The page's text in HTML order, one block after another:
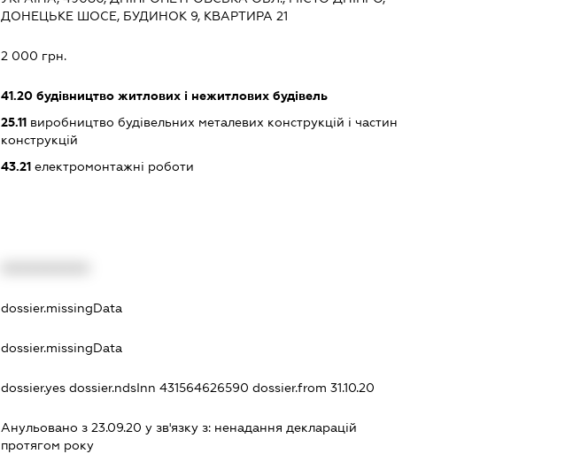
ДОНЕЦЬКЕ ШОСЕ, БУДИНОК 9, КВАРТИРА 21
2 000 грн.
41.20будівництво житлових і нежитлових будівель
25.11виробництво будівельних металевих конструкцій і частин
конструкцій
43.21електромонтажні роботи
dossier.missingData
dossier.missingData
dossier.yes dossier.ndsInn 431564626590 dossier.from 31.10.20
Анульовано з 23.09.20 у зв'язку з: ненадання декларацiй
протягом року